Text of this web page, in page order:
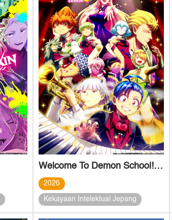
Welcome To Demon School! Iruma-kun Season 4
2026
Kekayaan Intelektual Jepang